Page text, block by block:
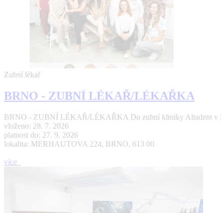
Zubní lékař
BRNO - ZUBNÍ LÉKAŘ/LÉKAŘKA
BRNO - ZUBNÍ LÉKAŘ/LÉKAŘKA Do zubní kliniky Altadent v
vloženo: 28. 7. 2026
platnost do: 27. 9. 2026
lokalita: MERHAUTOVA 224, BRNO, 613 00
více